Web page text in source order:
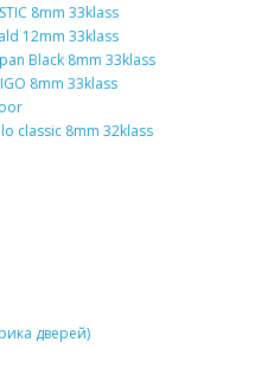
8mm 33klass
12mm 33klass
Black 8mm 33klass
8mm 33klass
classic 8mm 32klass
дверей)